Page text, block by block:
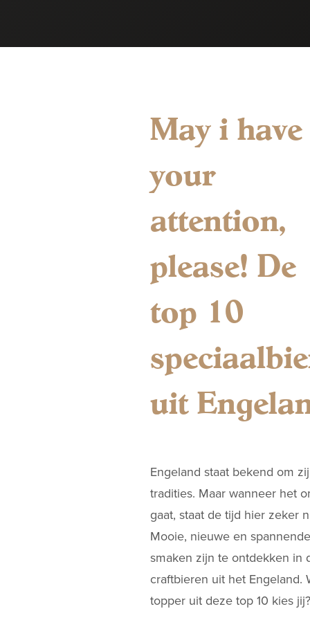
May i have
your
attention,
please! De
top 10
uit
Engeland staat bekend om
tradities. Maar wanneer het
gaat, staat de tijd hier zeker
Mooie, nieuwe en spannende
smaken zijn te ontdekken in
craftbieren uit het Engeland.
topper uit deze top 10 kies jij?